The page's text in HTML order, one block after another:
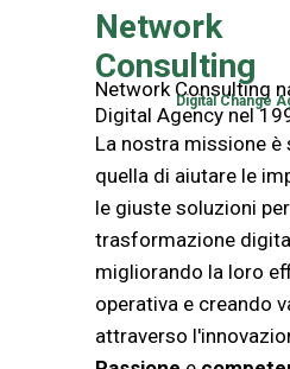
Network
Consulting
Digital Change
Network Consulting
Digital Agency nel
La nostra missione è
quella di aiutare le
le giuste soluzioni
trasformazione
migliorando la loro
operativa e creando
attraverso